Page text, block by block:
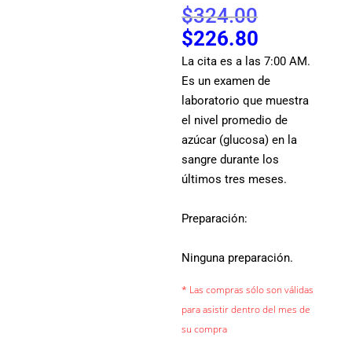
$324.00
original
era:
$324.00.
$226.80
precio
actual
es:
$226.80.
La cita es a las 7:00 AM.
Es un examen de
laboratorio que muestra
el nivel promedio de
azúcar (glucosa) en la
sangre durante los
últimos tres meses.
Preparación:
Ninguna preparación.
* Las compras sólo son válidas
para asistir dentro del mes de
su compra